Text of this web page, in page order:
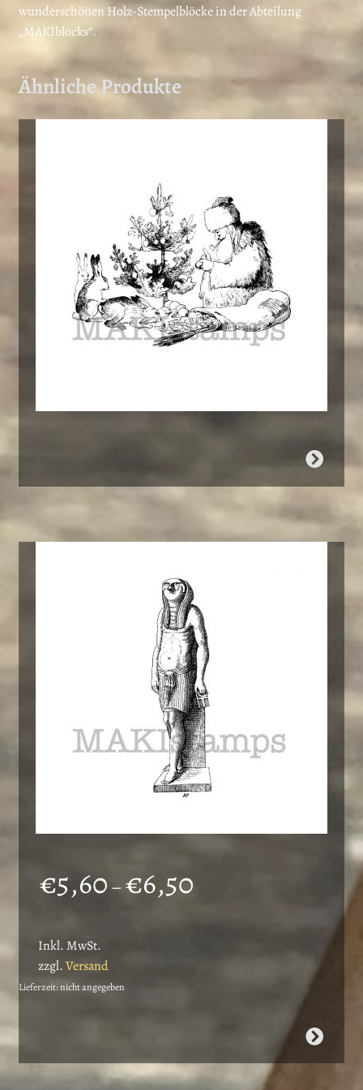
wunderschönen Holz-Stempelblöcke in der Abteilung
„MAKIblocks“.
Ähnliche Produkte
€5,60–€6,50
€6,50
Inkl. MwSt.
zzgl.Versand
Lieferzeit: nicht angegeben
weist